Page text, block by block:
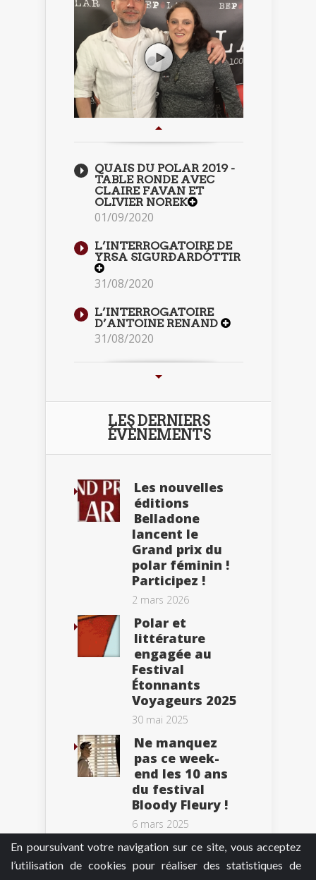
En poursuivant votre navigation sur ce site, vous acceptez
l’utilisation de cookies pour réaliser des statistiques de
QUAIS DU POLAR 2019 -
TABLE RONDE AVEC
CLAIRE FAVAN ET
OLIVIER NOREK
01/09/2020
L’INTERROGATOIRE DE
YRSA SIGURÐARDÓTTIR
31/08/2020
L’INTERROGATOIRE
D’ANTOINE RENAND
31/08/2020
LES DERNIERS
ÉVÈNEMENTS
Les nouvelles
éditions
Belladone
lancent le
Grand prix du
polar féminin !
Participez !
2 mars 2026
Polar et
littérature
engagée au
Festival
Étonnants
Voyageurs 2025
30 mai 2025
Ne manquez
pas ce week-
end les 10 ans
du festival
Bloody Fleury !
6 mars 2025